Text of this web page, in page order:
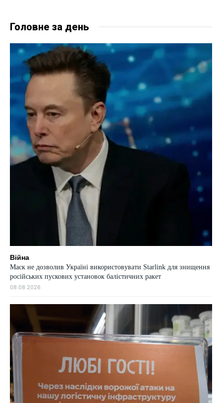
Головне за день
Війна
Маск не дозволив Україні використовувати Starlink для знищення
російських пускових установок балістичних ракет
08.08.2026